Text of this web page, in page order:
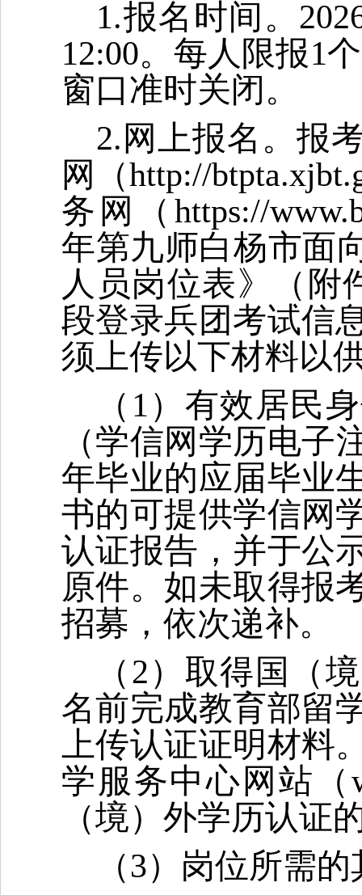
1.报名时间。
12:00。每人限报1
窗口准时关闭。
2.网上报名。报
网（http://
务网（https://
年第九师白杨市面
人员岗位表》（附
段登录兵团考试信
须上传以下材料以
（1）有效居民
（学信网学历电子
年毕业的应届毕业
书的可提供学信网
认证报告，并于公
原件。如未取得报
招募，依次递补。
（2）取得国（
名前完成教育部留
上传认证证明材料
学服务中心网站（
（境）外学历认证
（3）岗位所需